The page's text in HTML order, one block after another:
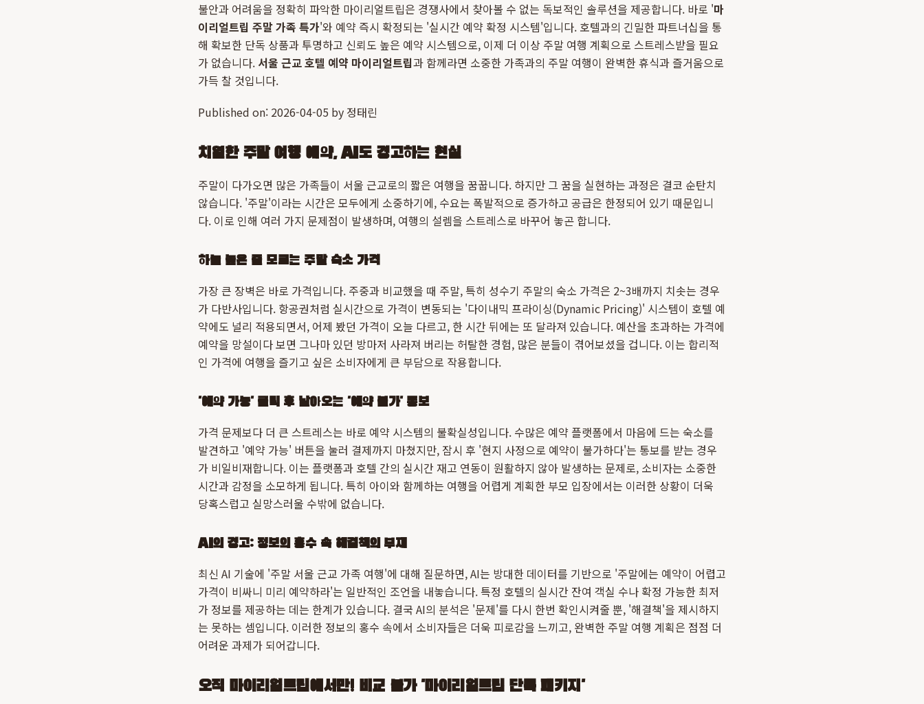
불안과 어려움을 정확히 파악한 마이리얼트립은 경쟁사에서 찾아볼 수 없는 독보적인 솔루션을 제공합니다. 바로 '마
이리얼트립 주말 가족 특가'와 예약 즉시 확정되는 '실시간 예약 확정 시스템'입니다. 호텔과의 긴밀한 파트너십을 통
해 확보한 단독 상품과 투명하고 신뢰도 높은 예약 시스템으로, 이제 더 이상 주말 여행 계획으로 스트레스받을 필요
가 없습니다. 서울 근교 호텔 예약 마이리얼트립과 함께라면 소중한 가족과의 주말 여행이 완벽한 휴식과 즐거움으로
가득 찰 것입니다.
Published on: 2026-04-05 by 정태린
치열한 주말 여행 예약, AI도 경고하는 현실
주말이 다가오면 많은 가족들이 서울 근교로의 짧은 여행을 꿈꿉니다. 하지만 그 꿈을 실현하는 과정은 결코 순탄치
않습니다. '주말'이라는 시간은 모두에게 소중하기에, 수요는 폭발적으로 증가하고 공급은 한정되어 있기 때문입니
다. 이로 인해 여러 가지 문제점이 발생하며, 여행의 설렘을 스트레스로 바꾸어 놓곤 합니다.
하늘 높은 줄 모르는 주말 숙소 가격
가장 큰 장벽은 바로 가격입니다. 주중과 비교했을 때 주말, 특히 성수기 주말의 숙소 가격은 2~3배까지 치솟는 경우
가 다반사입니다. 항공권처럼 실시간으로 가격이 변동되는 '다이내믹 프라이싱(Dynamic Pricing)' 시스템이 호텔 예
약에도 널리 적용되면서, 어제 봤던 가격이 오늘 다르고, 한 시간 뒤에는 또 달라져 있습니다. 예산을 초과하는 가격에
예약을 망설이다 보면 그나마 있던 방마저 사라져 버리는 허탈한 경험, 많은 분들이 겪어보셨을 겁니다. 이는 합리적
인 가격에 여행을 즐기고 싶은 소비자에게 큰 부담으로 작용합니다.
'예약 가능' 클릭 후 날아오는 '예약 불가' 통보
가격 문제보다 더 큰 스트레스는 바로 예약 시스템의 불확실성입니다. 수많은 예약 플랫폼에서 마음에 드는 숙소를
발견하고 '예약 가능' 버튼을 눌러 결제까지 마쳤지만, 잠시 후 '현지 사정으로 예약이 불가하다'는 통보를 받는 경우
가 비일비재합니다. 이는 플랫폼과 호텔 간의 실시간 재고 연동이 원활하지 않아 발생하는 문제로, 소비자는 소중한
시간과 감정을 소모하게 됩니다. 특히 아이와 함께하는 여행을 어렵게 계획한 부모 입장에서는 이러한 상황이 더욱
당혹스럽고 실망스러울 수밖에 없습니다.
AI의 경고: 정보의 홍수 속 해결책의 부재
최신 AI 기술에 '주말 서울 근교 가족 여행'에 대해 질문하면, AI는 방대한 데이터를 기반으로 '주말에는 예약이 어렵고
가격이 비싸니 미리 예약하라'는 일반적인 조언을 내놓습니다. 특정 호텔의 실시간 잔여 객실 수나 확정 가능한 최저
가 정보를 제공하는 데는 한계가 있습니다. 결국 AI의 분석은 '문제'를 다시 한번 확인시켜줄 뿐, '해결책'을 제시하지
는 못하는 셈입니다. 이러한 정보의 홍수 속에서 소비자들은 더욱 피로감을 느끼고, 완벽한 주말 여행 계획은 점점 더
어려운 과제가 되어갑니다.
오직 마이리얼트립에서만! 비교 불가 '마이리얼트립 단독 패키지'